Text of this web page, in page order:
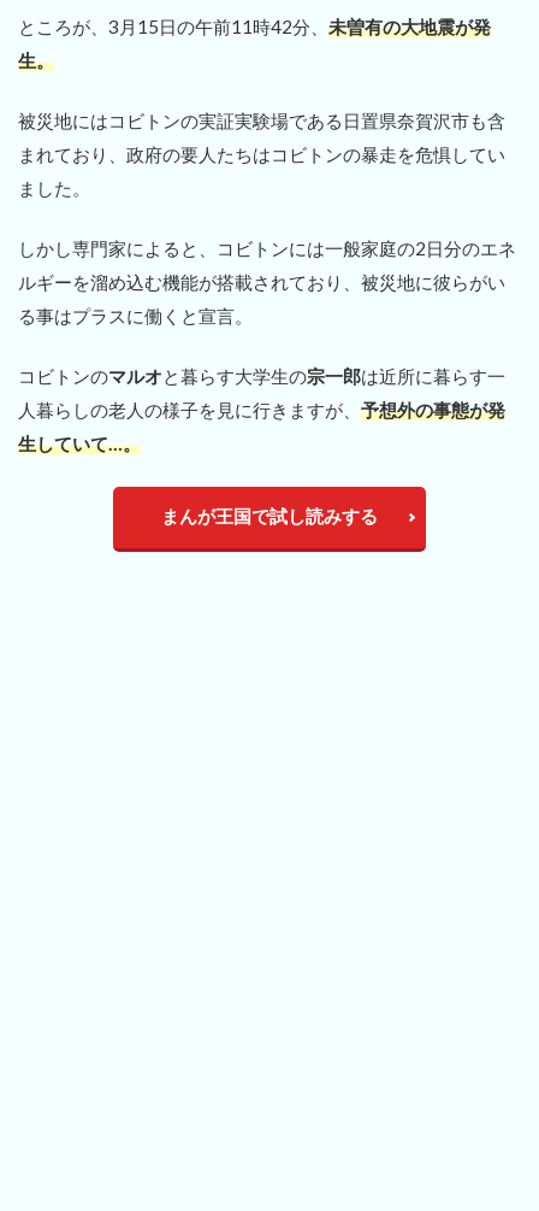
ところが、3月15日の午前11時42分、 未曽有の大地震が発
生。
被災地にはコビトンの実証実験場である日置県奈賀沢市も含
まれており、政府の要人たちはコビトンの暴走を危惧してい
ました。
しかし専門家によると、コビトンには一般家庭の2日分のエネ
ルギーを溜め込む機能が搭載されており、被災地に彼らがい
る事はプラスに働くと宣言。
コビトンのマルオ と暮らす大学生の宗一郎は近所に暮らす一
人暮らしの老人の様子を見に行きますが、 予想外の事態が発
生していて…。
まんが王国で試し読みする